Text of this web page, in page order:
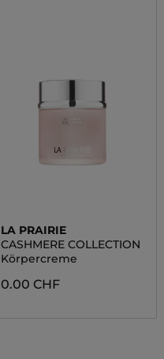
LA PRAIRIE
CASHMERE COLLECTION
Körpercreme
0.00 CHF